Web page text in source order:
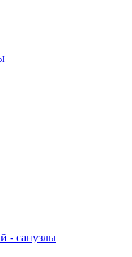
- санузлы